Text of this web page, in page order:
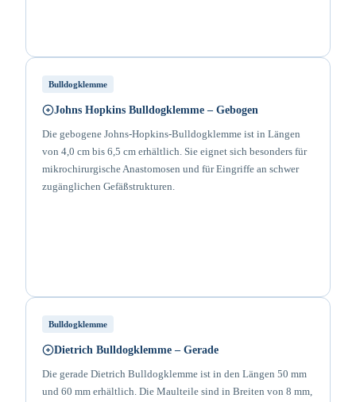
Bulldogklemme
Johns Hopkins Bulldogklemme – Gebogen
Die gebogene Johns-Hopkins-Bulldogklemme ist in Längen
von 4,0 cm bis 6,5 cm erhältlich. Sie eignet sich besonders für
mikrochirurgische Anastomosen und für Eingriffe an schwer
zugänglichen Gefäßstrukturen.
Bulldogklemme
Dietrich Bulldogklemme – Gerade
Die gerade Dietrich Bulldogklemme ist in den Längen 50 mm
und 60 mm erhältlich. Die Maulteile sind in Breiten von 8 mm,